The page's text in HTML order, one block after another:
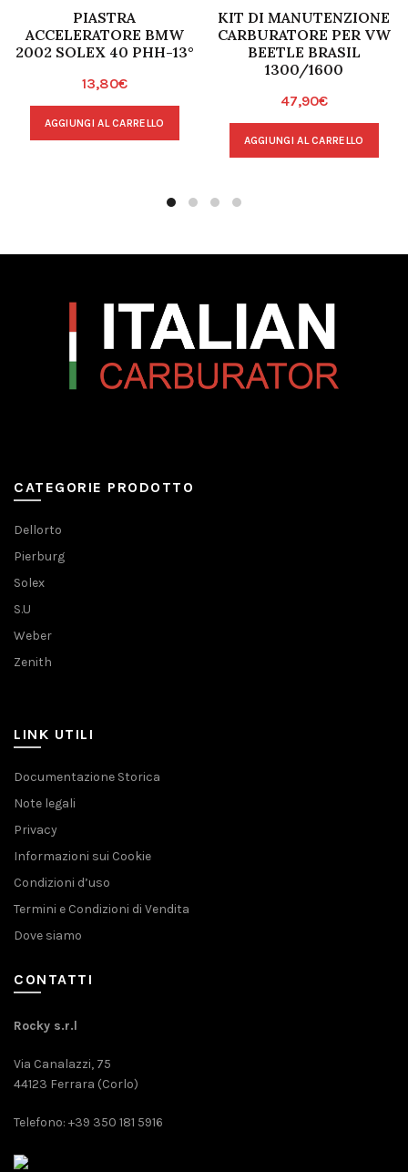
PIASTRA
ACCELERATORE BMW
2002 SOLEX 40 PHH-13°
13,80€
AGGIUNGI AL CARRELLO
KIT DI MANUTENZIONE
CARBURATORE PER VW
BEETLE BRASIL
1300/1600
47,90€
AGGIUNGI AL CARRELLO
CATEGORIE PRODOTTO
Dellorto
Pierburg
Solex
S.U
Weber
Zenith
LINK UTILI
Documentazione Storica
Note legali
Privacy
Informazioni sui Cookie
Condizioni d’uso
Termini e Condizioni di Vendita
Dove siamo
CONTATTI
Rocky s.r.l
Via Canalazzi, 75
44123 Ferrara (Corlo)
Telefono: +39 350 181 5916